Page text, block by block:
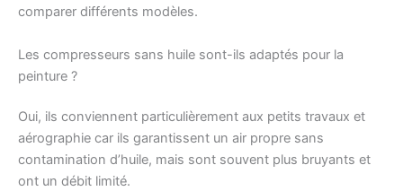
comparer différents modèles.
Les compresseurs sans huile sont-ils adaptés pour la
peinture ?
Oui, ils conviennent particulièrement aux petits travaux et
aérographie car ils garantissent un air propre sans
contamination d’huile, mais sont souvent plus bruyants et
ont un débit limité.